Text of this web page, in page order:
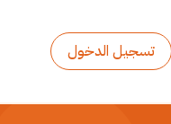
تسجيل الدخول